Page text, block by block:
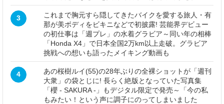
3
これまで胸元すら隠してきたバイクを愛する旅人・有
那が美ボディをビキニなどで初披露! 芸能界デビュー
の初仕事は「週プレ」の水着グラビア～同い年の相棒
「Honda X4」で日本全国2万km以上走破。グラビア
挑戦への想いも語ったメイキング動画も
4
あの桜樹ルイ(55)の28年ぶりの全裸ショットが「週刊
大衆」の袋とじに! 長らく絶版となっていた写真集
「櫻 - SAKURA -」もデジタル限定で発売～「今の私
もみたい！という声に調子にのってしまいました